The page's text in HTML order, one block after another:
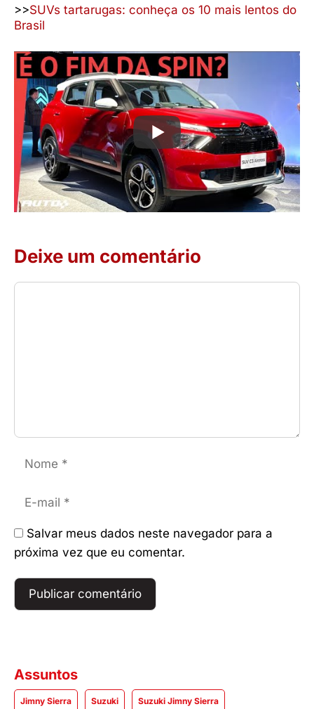
>>SUVs tartarugas: conheça os 10 mais lentos do
Brasil
Deixe um comentário
Comentário
mail
Salvar meus dados neste navegador para a
próxima vez que eu comentar.
Assuntos
Jimny Sierra Suzuki Suzuki Jimny Sierra